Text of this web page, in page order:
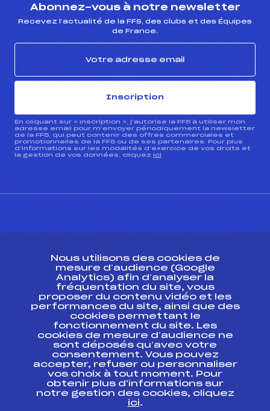
Abonnez-vous à notre newsletter
Recevez l’actualité de la FFS, des clubs et des Équipes
de France.
Inscription
En cliquant sur « inscription », j’autorise la FFS à utiliser mon
adresse email pour m’envoyer périodiquement la newsletter
de la FFS, qui peut contenir des offres commerciales et
promotionnelles de la FFS ou de ses partenaires. Pour plus
d’informations sur les modalités d’exercice de vos droits et
la gestion de vos données, cliquez ici
Ressources
Pass’Neige
Projet sportif fédéral
Projet de performance fédéral
Antidopage
Pôle Développement, Formation, Suivi
Scientifique
Listes ministérielles
Pôle vie de l’athlète
Enseignement professionnel
Nous utilisons des cookies de
mesure d’audience (Google
Analytics) afin d’analyser la
fréquentation du site, vous
proposer du contenu vidéo et les
performances du site, ainsi que des
cookies permettant le
fonctionnement du site. Les
cookies de mesure d’audience ne
sont déposés qu’avec votre
consentement. Vous pouvez
accepter, refuser ou personnaliser
vos choix à tout moment. Pour
obtenir plus d'informations sur
notre gestion des cookies, cliquez
ici.